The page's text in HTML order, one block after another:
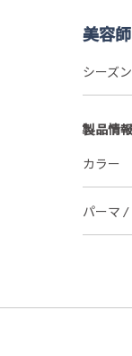
美容
シーズ
製品情
カラー
パーマ /